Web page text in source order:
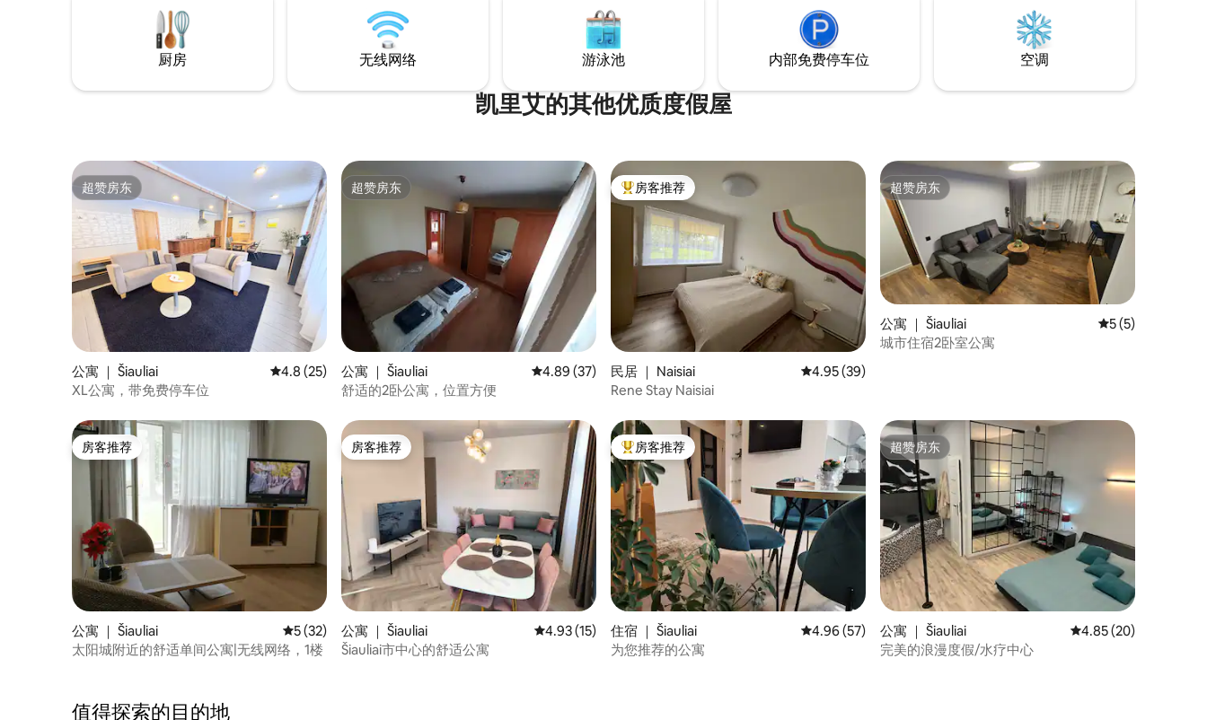
tilpsite dviese. Terasoje paruošta pirtis ir
ledo kubilas, sodelyje daugybė vaisių ir
厨房 无线网络 游泳池 内部免费停车位 空调
凯里艾的其他优质度假屋
超赞房东
超赞房东
公寓 ｜ Šiauliai 平均评分 4.8 分（满分 5 分），共 25 条评价
4.8 (25)
XL公寓，带免费停车位
超赞房东
超赞房东
公寓 ｜ Šiauliai 平均评分 4.89 分（满分 5 分），共 37 条评价
4.89 (37)
舒适的2卧公寓，位置方便
热门「房客推荐」
房客推荐
民居 ｜ Naisiai 平均评分 4.95 分（满分 5 分），共 39 条评价
4.95 (39)
Rene Stay Naisiai
超赞房东
超赞房东
公寓 ｜ Šiauliai 平均评分 5 分（
5 (5)
城市住宿2卧室公寓
房客推荐
房客推荐
公寓 ｜ Šiauliai 平均评分 5 分（满分 5 分），共 32 条评价
5 (32)
太阳城附近的舒适单间公寓|无线网络，1楼
房客推荐
房客推荐
公寓 ｜ Šiauliai 平均评分 4.93 分（满分 5 分），共 15 条评价
4.93 (15)
Šiauliai市中心的舒适公寓
热门「房客推荐」
房客推荐
住宿 ｜ Šiauliai 平均评分 4.96 分（满分 5 分），共 57 条评价
4.96 (57)
为您推荐的公寓
超赞房东
超赞房东
公寓 ｜ Šiauliai 平均评分 4.85 分（满
4.85 (20)
完美的浪漫度假/水疗中心
值得探索的目的地